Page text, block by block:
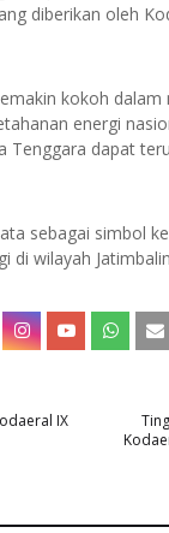
diberikan oleh
kokoh
energi
Tenggara dapat
sebagai simbol
di wilayah
IX